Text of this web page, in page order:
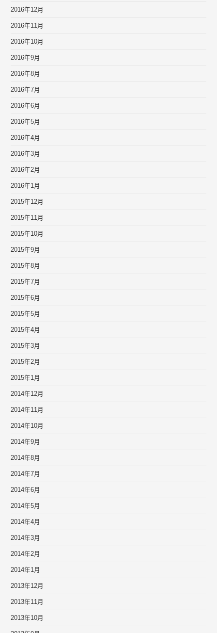
2016年12月
2016年11月
2016年10月
2016年9月
2016年8月
2016年7月
2016年6月
2016年5月
2016年4月
2016年3月
2016年2月
2016年1月
2015年12月
2015年11月
2015年10月
2015年9月
2015年8月
2015年7月
2015年6月
2015年5月
2015年4月
2015年3月
2015年2月
2015年1月
2014年12月
2014年11月
2014年10月
2014年9月
2014年8月
2014年7月
2014年6月
2014年5月
2014年4月
2014年3月
2014年2月
2014年1月
2013年12月
2013年11月
2013年10月